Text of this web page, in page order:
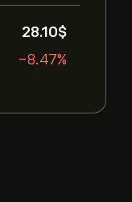
28.10‎$‎
-8.47%